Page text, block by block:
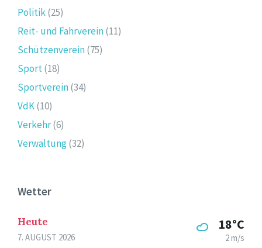
Politik(25)
Reit- und Fahrverein(11)
Schützenverein(75)
Sport(18)
Sportverein(34)
VdK(10)
Verkehr(6)
Verwaltung(32)
Wetter
Heute
7. AUGUST 2026
18°C
2 m/s